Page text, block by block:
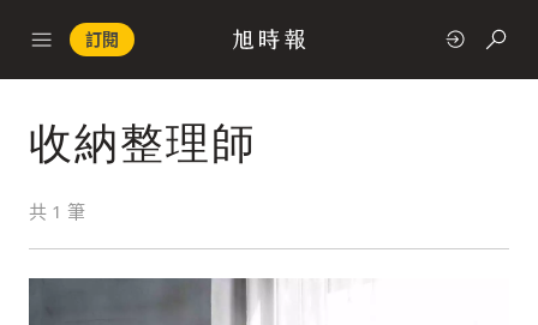
訂閱
收納整理師
共 1 筆